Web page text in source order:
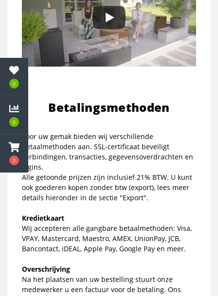
0
0
0
Betalingsmethoden
Voor uw gemak bieden wij verschillende
betaalmethoden aan. SSL-certificaat beveiligt
verbindingen, transacties, gegevensoverdrachten en
logins.
Alle getoonde prijzen zijn inclusief 21% BTW. U kunt
ook goederen kopen zonder btw (export), lees meer
details hieronder in de sectie "Export".
Kredietkaart
Wij accepteren alle gangbare betaalmethoden: Visa,
VPAY, Mastercard, Maestro, AMEX, UnionPay, JCB,
Bancontact, iDEAL, Apple Pay, Google Pay en meer.
Overschrijving
Na het plaatsen van uw bestelling stuurt onze
medewerker u een factuur voor de betaling. Ons